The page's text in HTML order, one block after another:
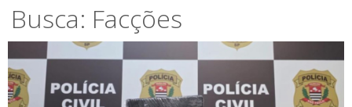
Busca: Facções